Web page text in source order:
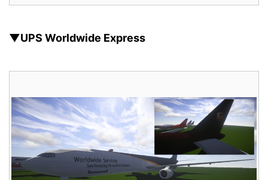
▼UPS Worldwide Express